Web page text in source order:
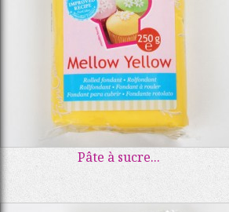
Pâte à sucre...